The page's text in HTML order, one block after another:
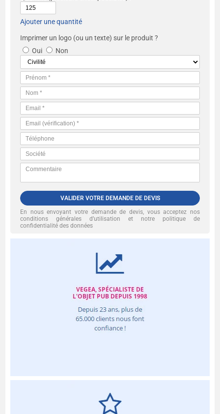
Ajouter une quantité
Imprimer un logo (ou un texte) sur le produit ?
Oui
Non
VALIDER VOTRE DEMANDE DE DEVIS
En nous envoyant votre demande de devis, vous acceptez nos
conditions générales d’utilisation et notre politique de
confidentialité des données